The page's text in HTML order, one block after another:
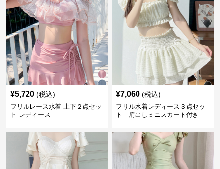
¥5,720 (税込)
フリルレース水着 上下２点セッ
ト レディース
¥7,060 (税込)
フリル水着レディース３点セッ
ト 肩出しミニスカート付き